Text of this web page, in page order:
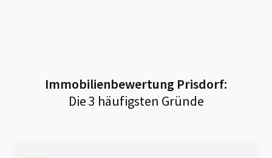
Immobilienbewertung Prisdorf:
Die 3 häufigsten Gründe